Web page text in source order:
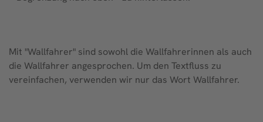
Mit "Wallfahrer" sind sowohl die Wallfahrerinnen als auch
die Wallfahrer angesprochen. Um den Textfluss zu
vereinfachen, verwenden wir nur das Wort Wallfahrer.